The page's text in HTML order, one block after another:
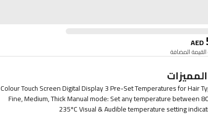
AED
المضافة
Colour Touch Screen Digital Display 3 Pre-Set Temperatures for Hair
Fine, Medium, Thick Manual mode: Set any temperature between
235ºC Visual & Audible temperature setting